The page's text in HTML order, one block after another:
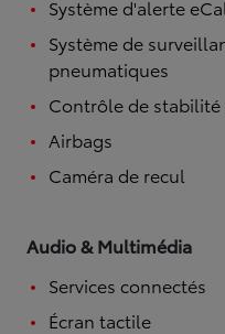
Système d'alerte
Système de
pneumatiques
Contrôle de stabilité
Airbags
Caméra de recul
Audio & Multimédia
Services connectés
Écran tactile